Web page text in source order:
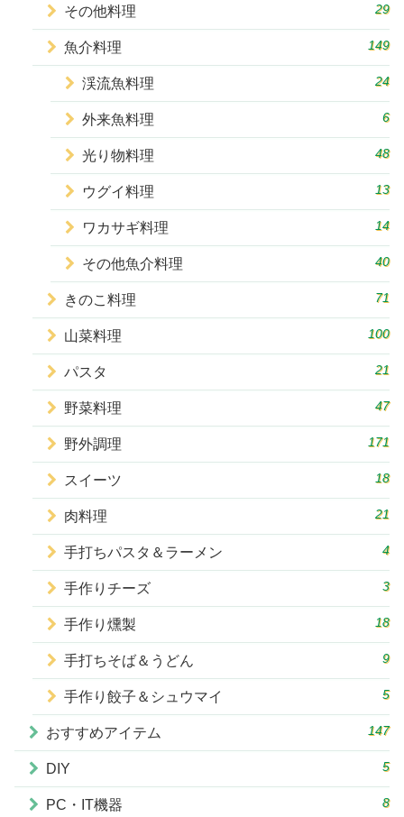
その他料理 29
魚介料理 149
渓流魚料理 24
外来魚料理 6
光り物料理 48
ウグイ料理 13
ワカサギ料理 14
その他魚介料理 40
きのこ料理 71
山菜料理 100
パスタ 21
野菜料理 47
野外調理 171
スイーツ 18
肉料理 21
手打ちパスタ＆ラーメン 4
手作りチーズ 3
手作り燻製 18
手打ちそば＆うどん 9
手作り餃子＆シュウマイ 5
おすすめアイテム 147
DIY 5
PC・IT機器 8